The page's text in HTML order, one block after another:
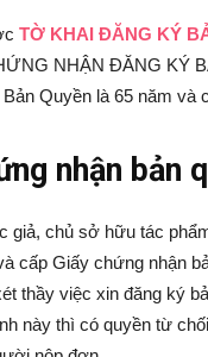
TỜ KHAI ĐĂNG KÝ
NHẬN ĐĂNG KÝ
Quyền là 65 năm và
nhận bản
giả, chủ sở hữu tác
cấp Giấy chứng nhận
thầy việc xin đăng ký
này thì có quyền từ